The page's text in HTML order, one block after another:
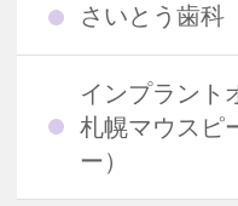
さいとう歯科
インプラント
札幌マウスピ
ー）